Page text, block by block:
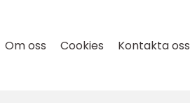
Om oss Cookies Kontakta oss